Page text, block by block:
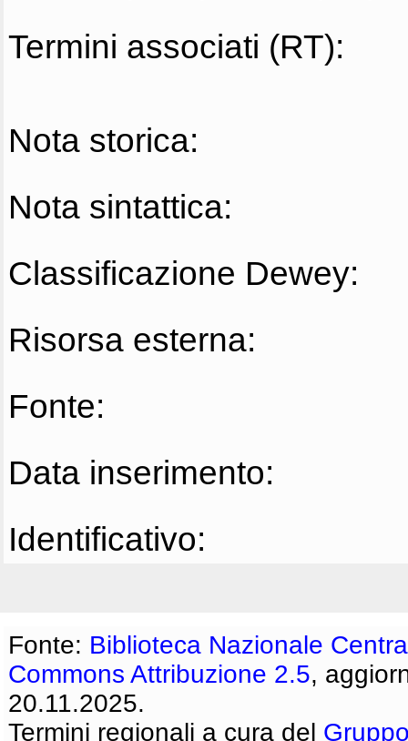
Termini associati (RT):
Nota storica:
Nota sintattica:
Classificazione Dewey:
Risorsa esterna:
Fonte:
Data inserimento:
Identificativo:
Fonte: Biblioteca Nazionale
Commons Attribuzione 2.5,
20.11.2025.
Termini regionali a cura del